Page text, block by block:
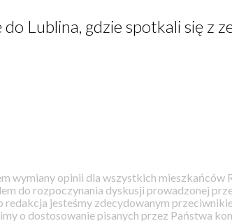
Lublina, gdzie spotkali się z
wymiany opinii dla wszystkich mieszkańców
do rozpoczynania dyskusji prowadzonej
jesteśmy zdecydowanym
o dostosowanie pisanych przez Państwa